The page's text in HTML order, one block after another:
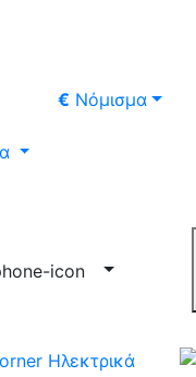
€ Νόμισμα